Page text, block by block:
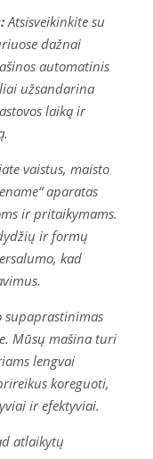
Atsisveikinkite su
dažnai
automatinis
užsandarina
laiką ir
vaistus, maisto
aparatas
ir pritaikymams.
ir formų
kad
Mūsų mašina turi
lengvai
koreguoti,
ir efektyviai.
atlaikytų